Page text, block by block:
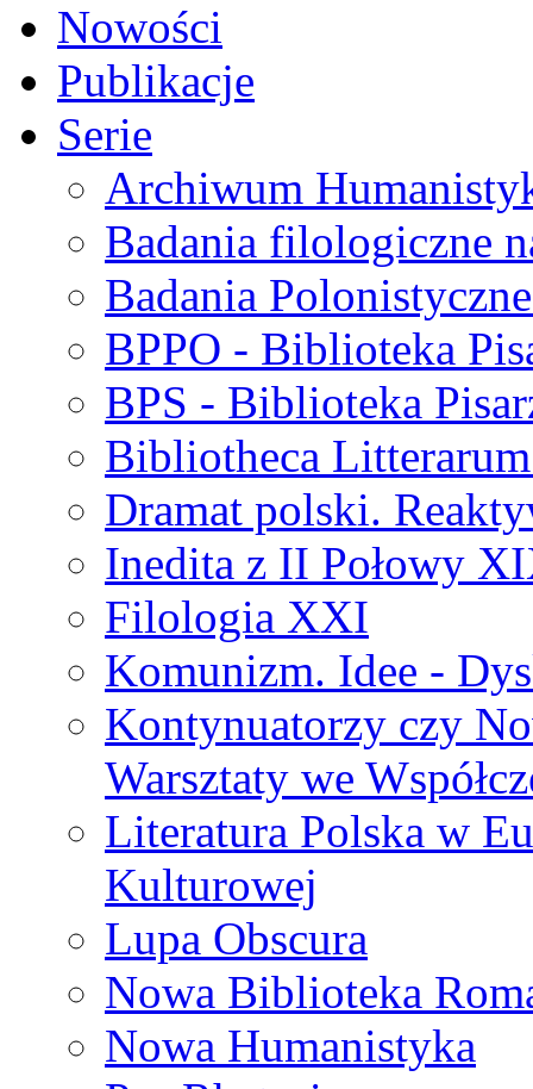
Nowości
Publikacje
Serie
Archiwum
Badania filologiczne
Badania
BPPO - Biblioteka
BPS - Biblioteka
Bibliotheca
Dramat polski.
Inedita z II Połowy
Filologia XXI
Komunizm. Idee -
Kontynuatorzy czy
Warsztaty we
Literatura Polska w
Kulturowej
Lupa Obscura
Nowa Biblioteka
Nowa Humanistyka